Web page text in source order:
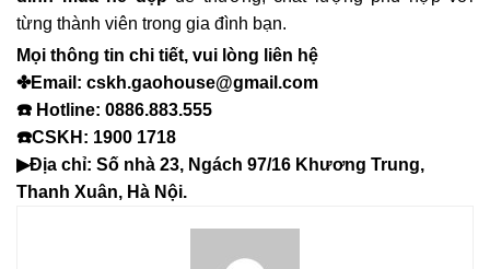
từng thành viên trong gia đình bạn.
Mọi thông tin chi tiết, vui lòng liên hệ
✤Email: cskh.gaohouse@gmail.com
☎️ Hotline: 0886.883.555
☎️CSKH: 1900 1718
▶Địa chỉ: Số nhà 23, Ngách 97/16 Khương Trung,
Thanh Xuân, Hà Nội.